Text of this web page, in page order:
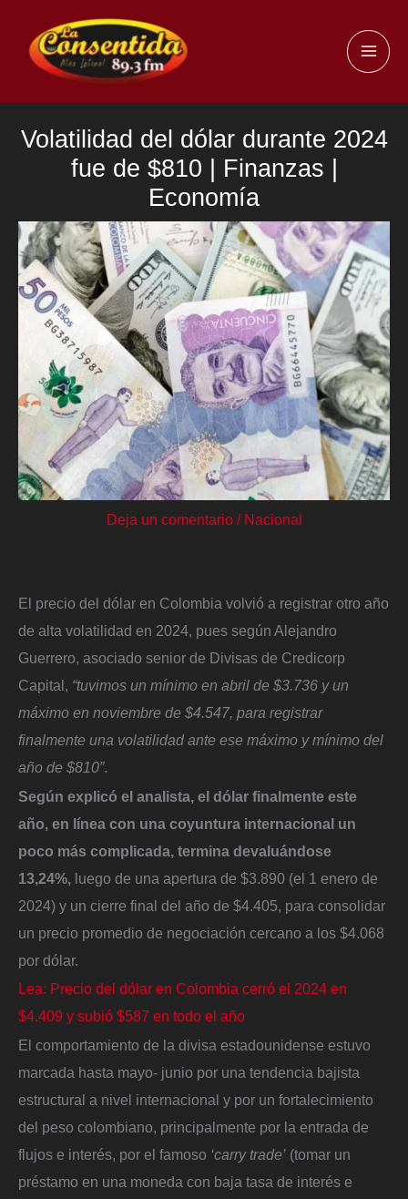
contenido
Volatilidad del dólar durante 2024
fue de $810 | Finanzas |
Economía
Deja un comentario / Nacional
El precio del dólar en Colombia volvió a registrar otro año
de alta volatilidad en 2024, pues según Alejandro
Guerrero, asociado senior de Divisas de Credicorp
Capital, “tuvimos un mínimo en abril de $3.736 y un
máximo en noviembre de $4.547, para registrar
finalmente una volatilidad ante ese máximo y mínimo del
año de $810”.
Según explicó el analista, el dólar finalmente este
año, en línea con una coyuntura internacional un
poco más complicada, termina devaluándose
13,24%, luego de una apertura de $3.890 (el 1 enero de
2024) y un cierre final del año de $4.405, para consolidar
un precio promedio de negociación cercano a los $4.068
por dólar.
Lea: Precio del dólar en Colombia cerró el 2024 en
$4.409 y subió $587 en todo el año
El comportamiento de la divisa estadounidense estuvo
marcada hasta mayo- junio por una tendencia bajista
estructural a nivel internacional y por un fortalecimiento
del peso colombiano, principalmente por la entrada de
flujos e interés, por el famoso ‘carry trade’ (tomar un
préstamo en una moneda con baja tasa de interés e